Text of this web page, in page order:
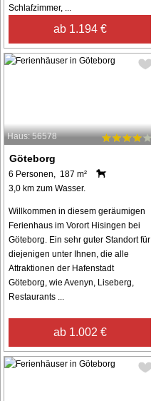
Schlafzimmer, ...
ab 1.194 €
Haus: 56578
Göteborg
6 Personen, 187 m²
3,0 km zum Wasser.
Willkommen in diesem geräumigen
Ferienhaus im Vorort Hisingen bei
Göteborg. Ein sehr guter Standort für
diejenigen unter Ihnen, die alle
Attraktionen der Hafenstadt
Göteborg, wie Avenyn, Liseberg,
Restaurants ...
ab 1.002 €